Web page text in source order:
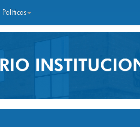
Políticas